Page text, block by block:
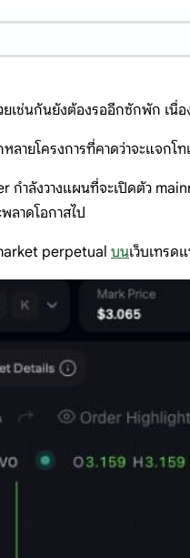
เช่นกันยังต้องรออีกซักพัก เนื่
ายโครงการที่คาดว่าจะแจกโ
ลังวางแผนที่จะเปิดตัว
ลาดโอกาสไป
perpetual บนเว็บเทรด